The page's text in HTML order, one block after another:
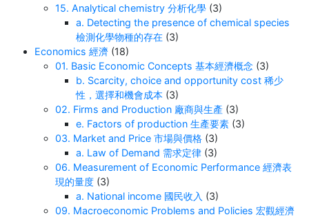
15. Analytical chemistry 分析化學 (3)
a. Detecting the presence of chemical species
檢測化學物種的存在 (3)
Economics 經濟 (18)
01. Basic Economic Concepts 基本經濟概念 (3)
b. Scarcity, choice and opportunity cost 稀少
性，選擇和機會成本 (3)
02. Firms and Production 廠商與生產 (3)
e. Factors of production 生產要素 (3)
03. Market and Price 市場與價格 (3)
a. Law of Demand 需求定律 (3)
06. Measurement of Economic Performance 經濟表
現的量度 (3)
a. National income 國民收入 (3)
09. Macroeconomic Problems and Policies 宏觀經濟